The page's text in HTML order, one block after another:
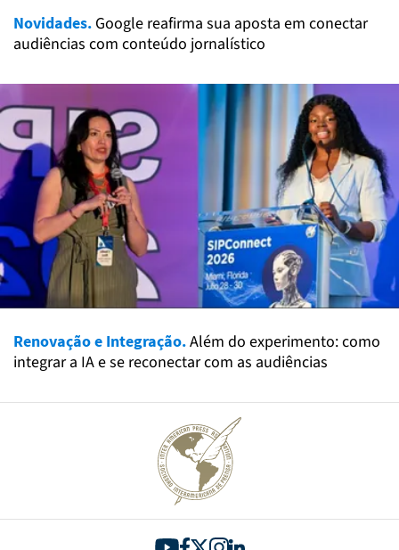
Novidades. Google reafirma sua aposta em conectar
audiências com conteúdo jornalístico
Renovação e Integração.Além do experimento: como
integrar a IA e se reconectar com as audiências